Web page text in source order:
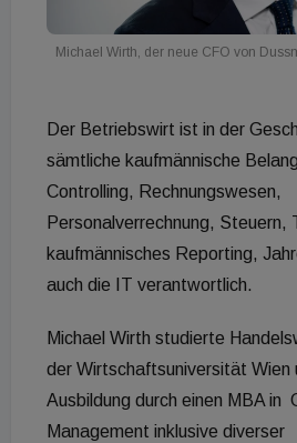
Michael Wirth, der neue CFO von
Der Betriebswirt ist in der
sämtliche kaufmännische
Controlling, Rechnungswesen,
Personalverrechnung, Steuern,
kaufmännisches Reporting,
auch die IT verantwortlich.
Michael Wirth studierte
der Wirtschaftsuniversität Wien
Ausbildung durch einen MBA in
Management inklusive diverser